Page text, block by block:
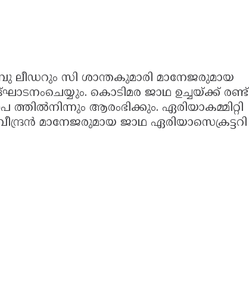
ലീഡറും സി ശാന്തകുമാരി മാനേജരുമായ
കൊടിമര ജാഥ ഉച്ചയ്ക്ക് രണ്ട്
ആരംഭിക്കും. ഏരിയാകമ്മിറ്റി
മാനേജരുമായ ജാഥ ഏരിയാസെക്രട്ടറി